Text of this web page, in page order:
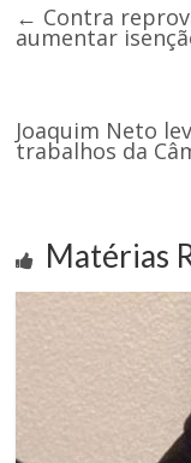
← Contra
aumentar
Joaquim Neto
trabalhos da
Matérias